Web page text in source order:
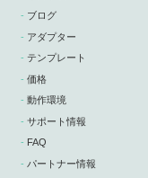
ブログ
アダプター
テンプレート
価格
動作環境
サポート情報
FAQ
パートナー情報